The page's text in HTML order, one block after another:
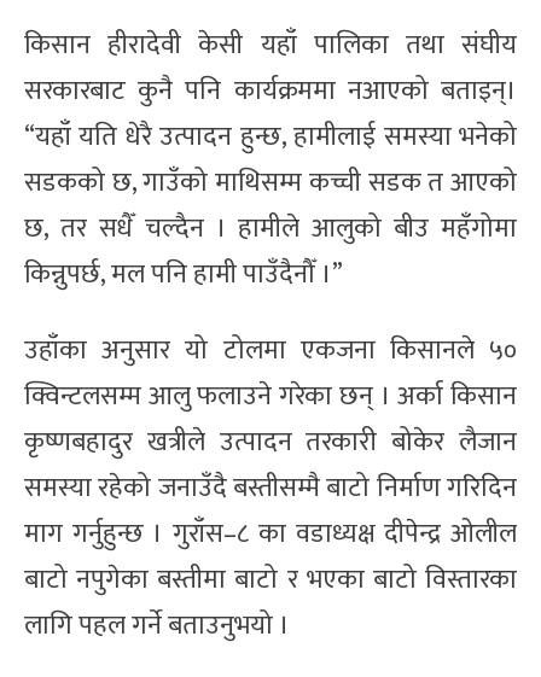
किसान हीरादेवी केसी यहाँ पालिका तथा संघीय
सरकारबाट कुनै पनि कार्यक्रममा नआएको बताइन्।
“यहाँ यति धेरै उत्पादन हुन्छ, हामीलाई समस्या भनेको
सडकको छ, गाउँको माथिसम्म कच्ची सडक त आएको
छ, तर सधैँ चल्दैन । हामीले आलुको बीउ महँगोमा
किन्नुपर्छ, मल पनि हामी पाउँदैनौँ ।”
उहाँका अनुसार यो टोलमा एकजना किसानले ५०
क्विन्टलसम्म आलु फलाउने गरेका छन् । अर्का किसान
कृष्णबहादुर खत्रीले उत्पादन तरकारी बोकेर लैजान
समस्या रहेको जनाउँदै बस्तीसम्मै बाटो निर्माण गरिदिन
माग गर्नुहुन्छ । गुराँस–८ का वडाध्यक्ष दीपेन्द्र ओलील
बाटो नपुगेका बस्तीमा बाटो र भएका बाटो विस्तारका
लागि पहल गर्ने बताउनुभयो ।